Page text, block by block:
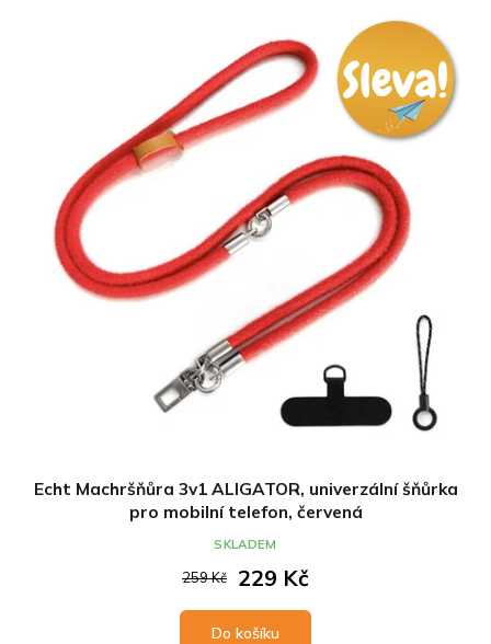
Echt Machršňůra 3v1 ALIGATOR, univerzální šňůrka
pro mobilní telefon, červená
259 Kč 229 Kč
Do košíku
SKLADEM